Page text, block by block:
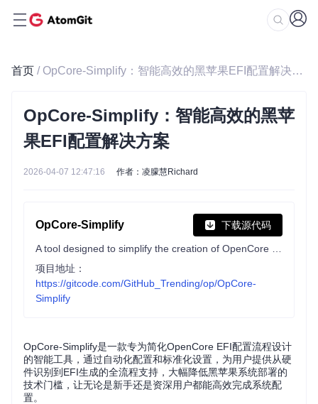
首页 / OpCore-Simplify：智能高效的黑苹果EFI配置解决方案
OpCore-Simplify：智能高效的黑苹
果EFI配置解决方案
2026-04-07 12:47:16 作者：凌朦慧Richard
OpCore-Simplify 下载源代码
项目地址：
https://gitcode.com/GitHub_Trending/op/OpCore-
Simplify
OpCore-Simplify是一款专为简化OpenCore EFI配置流程设计
的智能工具，通过自动化配置和标准化设置，为用户提供从硬
件识别到EFI生成的全流程支持，大幅降低黑苹果系统部署的
技术门槛，让无论是新手还是资深用户都能高效完成系统配
置。